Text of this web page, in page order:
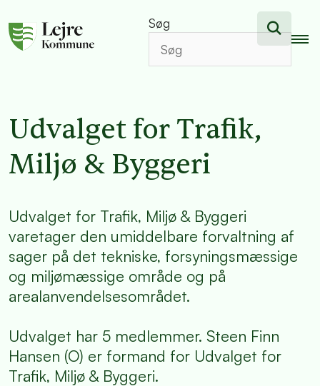
Søg
Udvalget for Trafik,
Miljø & Byggeri
Udvalget for Trafik, Miljø & Byggeri
varetager den umiddelbare forvaltning af
sager på det tekniske, forsyningsmæssige
og miljømæssige område og på
arealanvendelsesområdet.
Udvalget har 5 medlemmer. Steen Finn
Hansen (O) er formand for Udvalget for
Trafik, Miljø & Byggeri.